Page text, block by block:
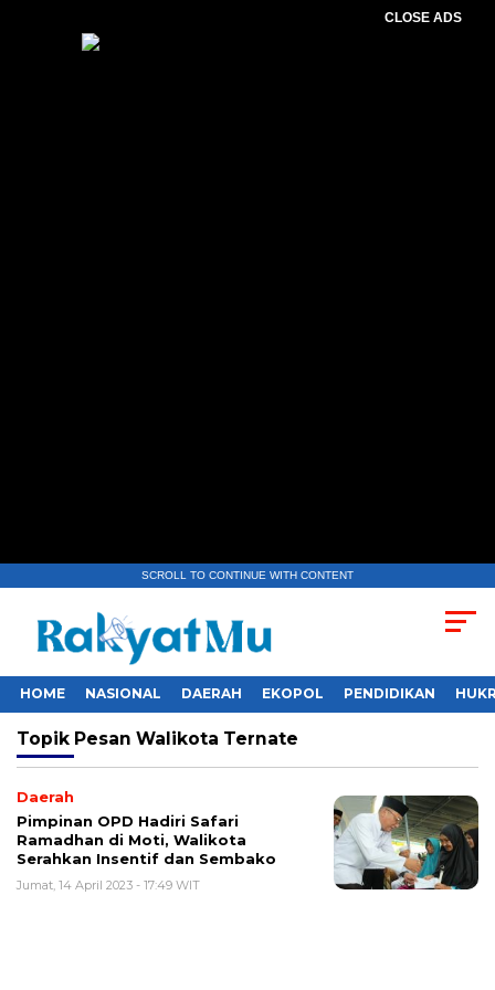
CLOSE ADS
SCROLL TO CONTINUE WITH CONTENT
HOME NASIONAL DAERAH EKOPOL PENDIDIKAN
Topik Pesan Walikota Ternate
Daerah
Pimpinan OPD Hadiri Safari
Ramadhan di Moti, Walikota
Serahkan Insentif dan Sembako
Jumat, 14 April 2023 - 17:49 WIT